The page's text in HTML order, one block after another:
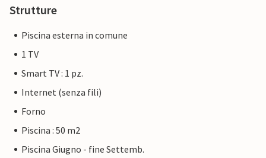
Strutture
Piscina esterna in comune
1 TV
Smart TV : 1 pz.
Internet (senza fili)
Forno
Piscina : 50 m2
Piscina Giugno - fine Settemb.